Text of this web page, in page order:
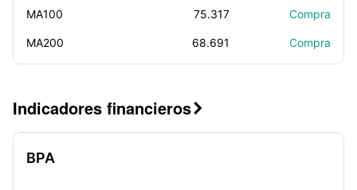
MA100 75.317 Compra
MA200 68.691 Compra
Indicadores financieros
BPA